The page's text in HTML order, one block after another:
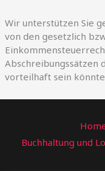
Wir unterstützen Sie
von den gesetzlich
Abschreibungssätzen
vorteilhaft sein
Buchhaltung und